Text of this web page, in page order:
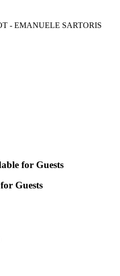
- EMANUELE SARTORIS
for Guests
Guests